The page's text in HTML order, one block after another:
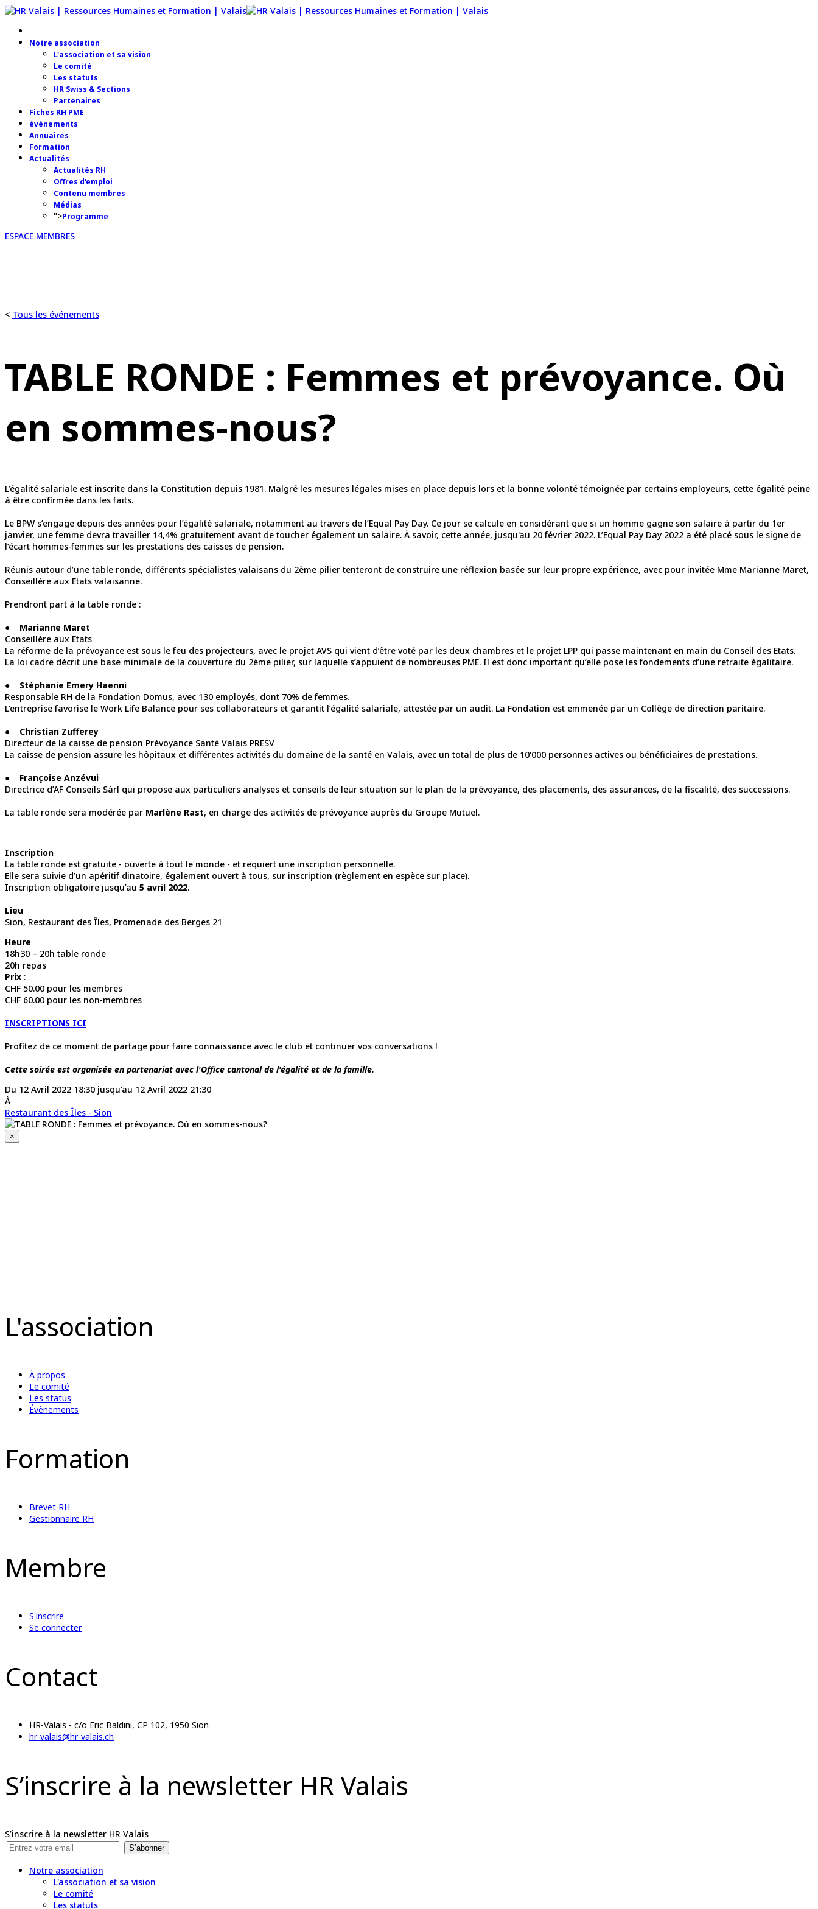
Notre association
L'association et sa vision
Le comité
Les statuts
HR Swiss & Sections
Partenaires
Fiches RH PME
événements
Annuaires
Formation
Actualités
Actualités RH
Offres d'emploi
Contenu membres
Médias
">Programme
ESPACE MEMBRES
< Tous les événements
TABLE RONDE : Femmes et prévoyance. Où
en sommes-nous?
L’égalité salariale est inscrite dans la Constitution depuis 1981. Malgré les mesures légales mises en place depuis lors et la bonne volonté témoignée par certains employeurs, cette égalité peine
à être confirmée dans les faits.
Le BPW s’engage depuis des années pour l’égalité salariale, notamment au travers de l’Equal Pay Day. Ce jour se calcule en considérant que si un homme gagne son salaire à partir du 1er
janvier, une femme devra travailler 14,4% gratuitement avant de toucher également un salaire. À savoir, cette année, jusqu'au 20 février 2022. L’Equal Pay Day 2022 a été placé sous le signe de
l’écart hommes-femmes sur les prestations des caisses de pension.
Réunis autour d’une table ronde, différents spécialistes valaisans du 2ème pilier tenteront de construire une réflexion basée sur leur propre expérience, avec pour invitée Mme Marianne Maret,
Conseillère aux Etats valaisanne.
Prendront part à la table ronde :
●
Marianne Maret
Conseillère aux Etats
La réforme de la prévoyance est sous le feu des projecteurs, avec le projet AVS qui vient d’être voté par les deux chambres et le projet LPP qui passe maintenant en main du Conseil des Etats.
La loi cadre décrit une base minimale de la couverture du 2ème pilier, sur laquelle s’appuient de nombreuses PME. Il est donc important qu’elle pose les fondements d’une retraite égalitaire.
● Stéphanie Emery Haenni
Responsable RH de la Fondation Domus, avec 130 employés, dont 70% de femmes.
L’entreprise favorise le Work Life Balance pour ses collaborateurs et garantit l’égalité salariale, attestée par un audit. La Fondation est emmenée par un Collège de direction paritaire.
● Christian Zufferey
Directeur de la caisse de pension Prévoyance Santé Valais PRESV
La caisse de pension assure les hôpitaux et différentes activités du domaine de la santé en Valais, avec un total de plus de 10'000 personnes actives ou bénéficiaires de prestations.
● Françoise Anzévui
Directrice d’AF Conseils Sàrl qui propose aux particuliers analyses et conseils de leur situation sur le plan de la prévoyance, des placements, des assurances, de la fiscalité, des successions.
La table ronde sera modérée par Marlène Rast, en charge des activités de prévoyance auprès du Groupe Mutuel.
Inscription
La table ronde est gratuite - ouverte à tout le monde - et requiert une inscription personnelle.
Elle sera suivie d’un apéritif dinatoire, également ouvert à tous, sur inscription (règlement en espèce sur place).
Inscription obligatoire jusqu’au 5 avril 2022.
Lieu
Sion, Restaurant des Îles, Promenade des Berges 21
Heure
18h30 – 20h table ronde
20h repas
Prix :
CHF 50.00 pour les membres
CHF 60.00 pour les non-membres
INSCRIPTIONS ICI
Profitez de ce moment de partage pour faire connaissance avec le club et continuer vos conversations !
Cette soirée est organisée en partenariat avec l'Office cantonal de l'égalité et de la famille.
Du 12 Avril 2022 18:30 jusqu'au 12 Avril 2022 21:30
À
Restaurant des Îles - Sion
×
L'association
À propos
Le comité
Les status
Évènements
Formation
Brevet RH
Gestionnaire RH
Membre
S'inscrire
Se connecter
Contact
HR-Valais - c/o Eric Baldini, CP 102, 1950 Sion
hr-valais@hr-valais.ch
S’inscrire à la newsletter HR Valais
S’inscrire à la newsletter HR Valais
S’abonner
Notre association
L'association et sa vision
Le comité
Les statuts